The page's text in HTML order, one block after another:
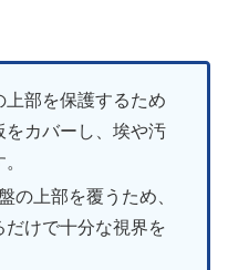
上部を保護するため
をカバーし、埃や汚
の上部を覆うため、
けで十分な視界を